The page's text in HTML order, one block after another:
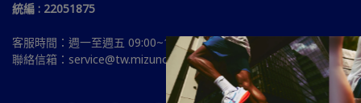
統編 : 22051875
客服時間：週一至週五 09:00~18:00
聯絡信箱：service@tw.mizuno.com